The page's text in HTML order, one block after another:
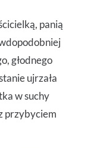
panią
głodnego
ujrzała
w suchy
przybyciem